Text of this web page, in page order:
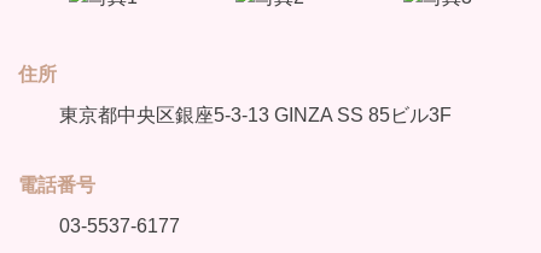
住所
東京都中央区銀座5-3-13 GINZA SS 85ビル3F
電話番号
03-5537-6177